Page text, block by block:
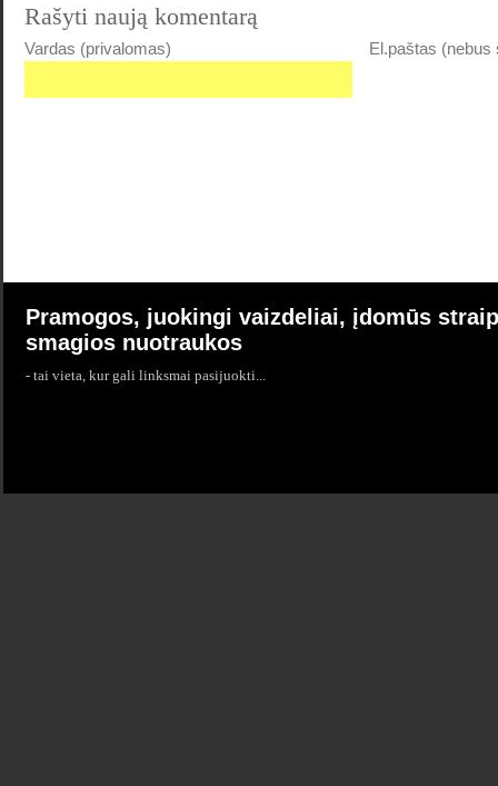
Rašyti naują komentarą
Vardas (privalomas) El.paštas
Pramogos, juokingi vaizdeliai, įdomūs
smagios nuotraukos
- tai vieta, kur gali linksmai pasijuokti...